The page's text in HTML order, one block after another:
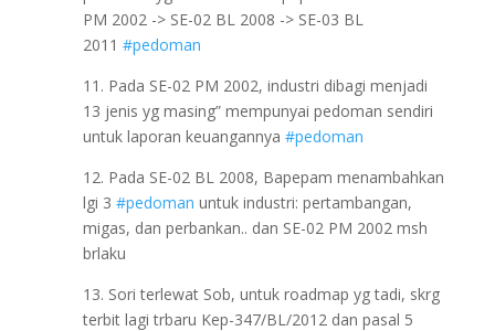
PM 2002 -> SE-02 BL 2008 -> SE-03 BL
2011 #pedoman
11. Pada SE-02 PM 2002, industri dibagi menjadi
13 jenis yg masing” mempunyai pedoman sendiri
untuk laporan keuangannya #pedoman
12. Pada SE-02 BL 2008, Bapepam menambahkan
lgi 3 #pedoman untuk industri: pertambangan,
migas, dan perbankan.. dan SE-02 PM 2002 msh
brlaku
13. Sori terlewat Sob, untuk roadmap yg tadi, skrg
terbit lagi trbaru Kep-347/BL/2012 dan pasal 5